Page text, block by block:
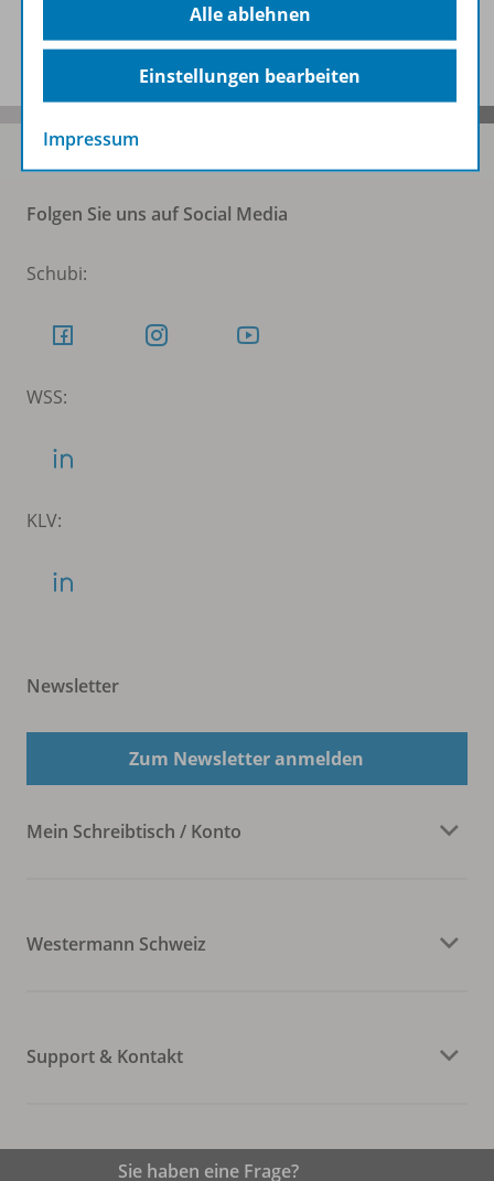
Benachrichtigungs-Service
Folgen Sie uns auf Social Media
Schubi:
WSS:
KLV:
Newsletter
Zum Newsletter anmelden
Mein Schreibtisch / Konto
Westermann Schweiz
Support & Kontakt
Sie haben eine Frage?
Alle ablehnen
Einstellungen bearbeiten
Impressum